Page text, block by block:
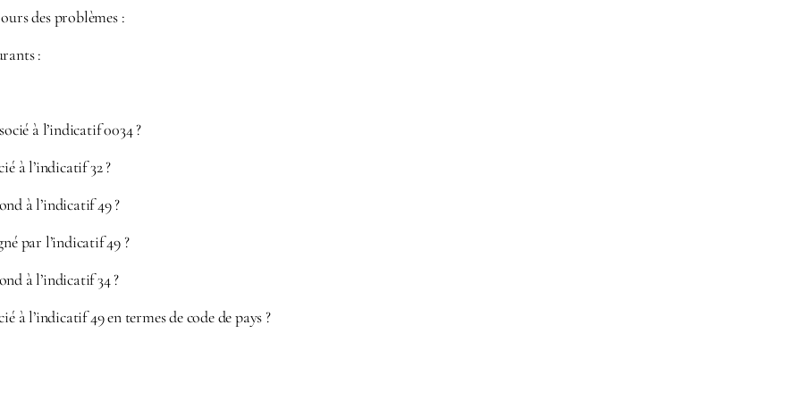
des problèmes :
:
à l’indicatif 0034 ?
à l’indicatif 32 ?
à l’indicatif 49 ?
par l’indicatif 49 ?
à l’indicatif 34 ?
à l’indicatif 49 en termes de code de pays ?